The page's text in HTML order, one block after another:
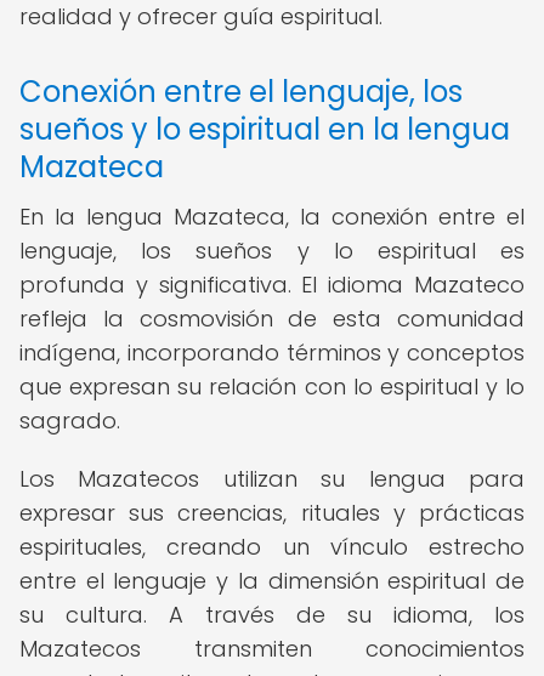
realidad y ofrecer guía espiritual.
Conexión entre el lenguaje, los
sueños y lo espiritual en la lengua
Mazateca
En la lengua Mazateca, la conexión entre el
lenguaje, los sueños y lo espiritual es
profunda y significativa. El idioma Mazateco
refleja la cosmovisión de esta comunidad
indígena, incorporando términos y conceptos
que expresan su relación con lo espiritual y lo
sagrado.
Los Mazatecos utilizan su lengua para
expresar sus creencias, rituales y prácticas
espirituales, creando un vínculo estrecho
entre el lenguaje y la dimensión espiritual de
su cultura. A través de su idioma, los
Mazatecos transmiten conocimientos